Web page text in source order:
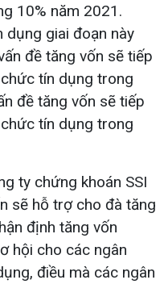
10% năm 2021.
giai đoạn này
đề tăng vốn sẽ tiếp
tín dụng trong
đề tăng vốn sẽ tiếp
tín dụng trong
ty chứng khoán SSI
sẽ hỗ trợ cho đà tăng
định tăng vốn
hội cho các ngân
điều mà các ngân